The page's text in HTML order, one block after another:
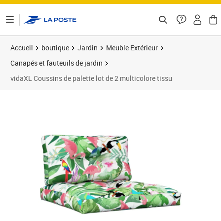
Accueil boutique Jardin
Meuble Extérieur
Canapés et fauteuils de jardin
vidaXL Coussins de palette lot de 2 multicolore tissu